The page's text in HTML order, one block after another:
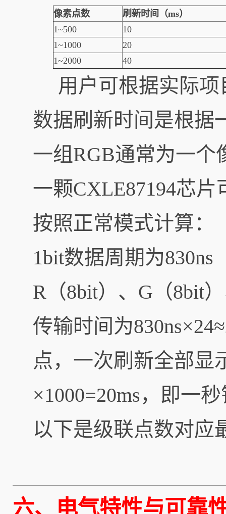
像素点数
刷新时间（ms）
1~500
10
1~1000
20
1~2000
40
用户可根据实际项
数据刷新时间是根据
一组RGB通常为一个
一颗CXLE87194芯
按照正常模式计算：
1bit数据周期为
R（8bit）、G（8bit
传输时间为
点，一次刷新全部显
×1000=20ms，即一
以下是级联点数对应
六、电气特性与可靠